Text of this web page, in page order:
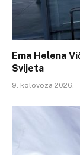
Ema Helena
Svijeta
9. kolovoza 2026.